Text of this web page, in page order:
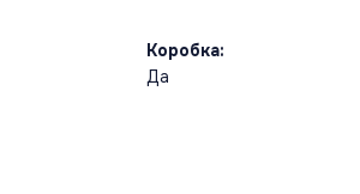
Коробка:
Да